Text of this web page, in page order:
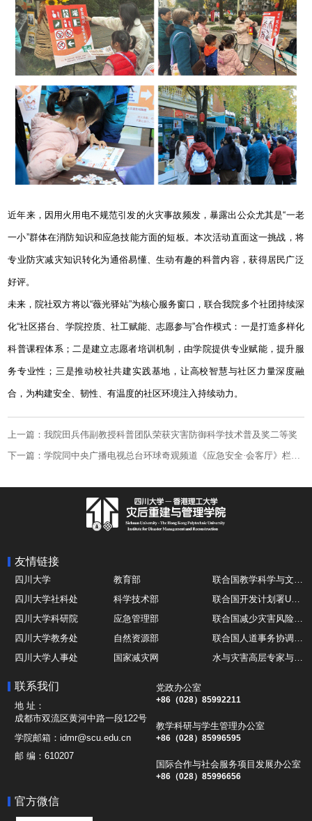
近年来，因用火用电不规范引发的火灾事故频发，暴露出公众尤其是“一老
一小”群体在消防知识和应急技能方面的短板。本次活动直面这一挑战，将
专业防灾减灾知识转化为通俗易懂、生动有趣的科普内容，获得居民广泛
好评。
未来，院社双方将以“薇光驿站”为核心服务窗口，联合我院多个社团持续深
化“社区搭台、学院控质、社工赋能、志愿参与”合作模式：一是打造多样化
科普课程体系；二是建立志愿者培训机制，由学院提供专业赋能，提升服
务专业性；三是推动校社共建实践基地，让高校智慧与社区力量深度融
合，为构建安全、韧性、有温度的社区环境注入持续动力。
上一篇：我院田兵伟副教授科普团队荣获灾害防御科学技术普及奖二等奖
下一篇：学院同中央广播电视总台环球奇观频道《应急安全·会客厅》栏目达成战略合作
友情链接
四川大学 教育部
四川大学社科处
科学技术部
联合国开发计划署UNDP
四川大学科研院
应急管理部
联合国减少灾害风险办公室UNDRR
四川大学教务处
自然资源部
四川大学人事处
国家减灾网
水与灾害高层专家与领导组 HELP
地震与火山研究室
联系我们
地 址：
成都市双流区黄河中路一段122号
学院邮箱：idmr@scu.edu.cn
邮 编：610207
党政办公室
+86（028）85992211
教学科研与学生管理办公室
+86（028）85996595
国际合作与社会服务项目发展办公室
+86（028）85996656
官方微信